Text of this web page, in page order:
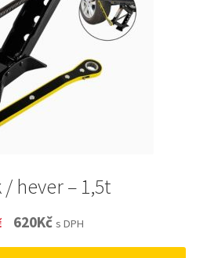
/ hever – 1,5t
Original
price
620KčCurrent
price
s DPH